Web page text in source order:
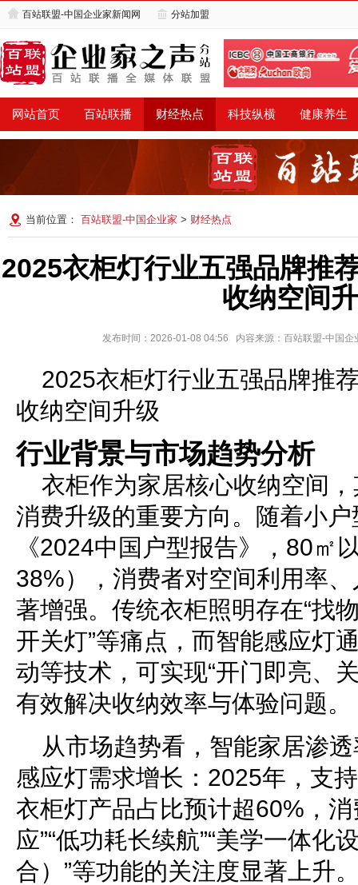
百站联盟-中国企业家新闻网 分站加盟
网站首页 百站联播 财经热点 科技纵横 健康养生
当前位置： 百站联盟-中国企业家 > 财经热点
2025衣柜灯行业五强品牌推
收纳空间
发布时间：2026-01-08 04:56 内容来源：百站联盟-中国
2025衣柜灯行业五强品牌推
收纳空间升级
行业背景与市场趋势分析
衣柜作为家居核心收纳空间
消费升级的重要方向。随着小
《2024中国户型报告》，80㎡
38%），消费者对空间利用率
著增强。传统衣柜照明存在“找
开关灯”等痛点，而智能感应灯
动等技术，可实现“开门即亮、
有效解决收纳效率与体验问题。
从市场趋势看，智能家居渗
感应灯需求增长：2025年，支
衣柜灯产品占比预计超60%，
应”“低功耗长续航”“美学一体化
合）”等功能的关注度显著上升